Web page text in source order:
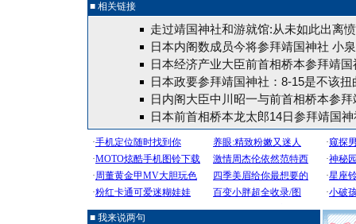
■ 相关链接
走过靖国神社和游就馆:从未如此出离
日本内阁数成员今将参拜靖国神社 小
日本经济产业大臣前首相桥本参拜靖
日本政要参拜靖国神社：8-15是不该扭
日内阁大臣中川昭一与前首相桥本参
日本前首相桥本龙太郎14日参拜靖国
■ 我来说两句